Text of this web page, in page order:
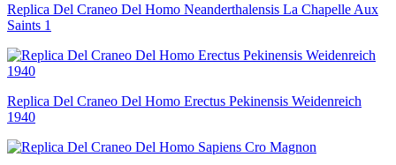
Replica Del Craneo Del Homo Neanderthalensis La Chapelle Aux
Saints 1
Replica Del Craneo Del Homo Erectus Pekinensis Weidenreich
1940